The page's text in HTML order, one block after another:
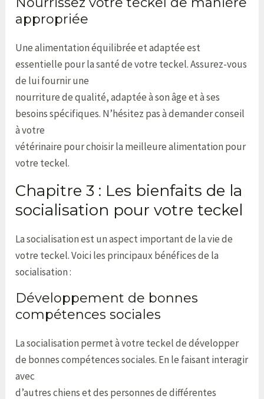
appropriée
Une alimentation équilibrée et adaptée est
essentielle pour la santé de votre teckel. Assurez-vous
de lui fournir une
nourriture de qualité, adaptée à son âge et à ses
besoins spécifiques. N’hésitez pas à demander conseil
à votre
vétérinaire pour choisir la meilleure alimentation pour
votre teckel.
Chapitre 3 : Les bienfaits de la
socialisation pour votre teckel
La socialisation est un aspect important de la vie de
votre teckel. Voici les principaux bénéfices de la
socialisation :
Développement de bonnes
compétences sociales
La socialisation permet à votre teckel de développer
de bonnes compétences sociales. En le faisant interagir
avec
d’autres chiens et des personnes de différentes